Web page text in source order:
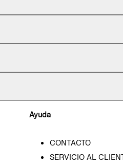
Ayuda
CONTACTO
SERVICIO AL